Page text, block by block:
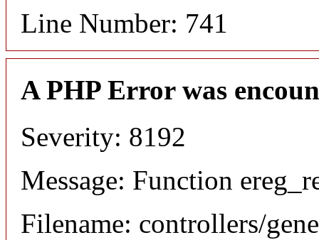
Line Number: 741
A PHP Error was
Severity: 8192
Message: Function
Filename: controllers/